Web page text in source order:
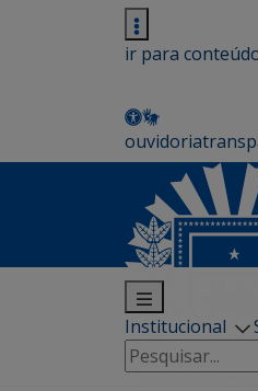
ir para
ouvidoria
Institucional
Pesquisar
por: